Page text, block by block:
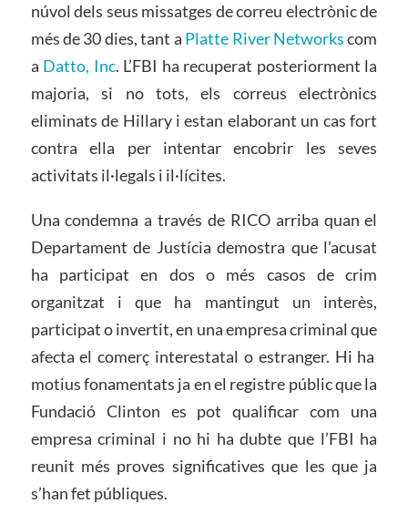
núvol dels seus missatges de correu electrònic de
més de 30 dies, tant a Platte River Networkscom
a Datto, Inc. L’FBI ha recuperat posteriorment la
majoria, si no tots, els correus electrònics
eliminats de Hillary i estan elaborant un cas fort
contra ella per intentar encobrir les seves
activitats il·legals i il·lícites.
Una condemna a través de RICO arriba quan el
Departament de Justícia demostra que l’acusat
ha participat en dos o més casos de crim
organitzat i que ha mantingut un interès,
participat o invertit, en una empresa criminal que
afecta el comerç interestatal o estranger. Hi ha
motius fonamentats ja en el registre públic que la
Fundació Clinton es pot qualificar com una
empresa criminal i no hi ha dubte que l’FBI ha
reunit més proves significatives que les que ja
s’han fet públiques.